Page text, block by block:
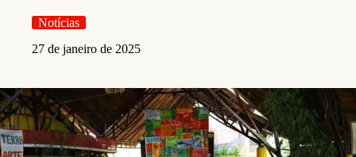
Notícias
27 de janeiro de 2025